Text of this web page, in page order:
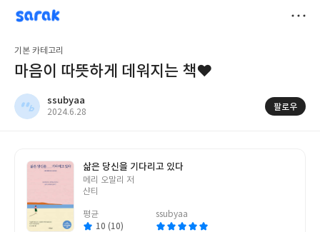
sarak
ssubyaa
기본 카테고리
마음이 따뜻하게 데워지는 책♥
ssubyaa
작
2024.6.28
팔로우
삶은 당신을 기다리고 있다
글
쓴
메리 오말리 저
샨티
평균
10 (10)
ssubyaa